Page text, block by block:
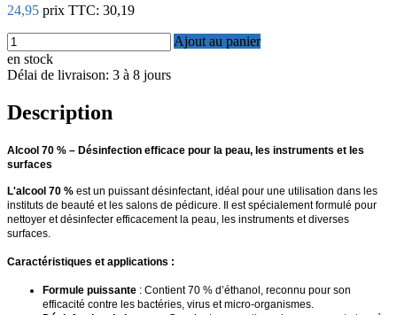
24,95 prix TTC: 30,19
Ajout au panier
en stock
Délai de livraison: 3 à 8 jours
Description
Alcool 70 % – Désinfection efficace pour la peau, les instruments et les
surfaces
L'alcool 70 % est un puissant désinfectant, idéal pour une utilisation dans les
instituts de beauté et les salons de pédicure. Il est spécialement formulé pour
nettoyer et désinfecter efficacement la peau, les instruments et diverses
surfaces.
Caractéristiques et applications :
Formule puissante : Contient 70 % d’éthanol, reconnu pour son
efficacité contre les bactéries, virus et micro-organismes.